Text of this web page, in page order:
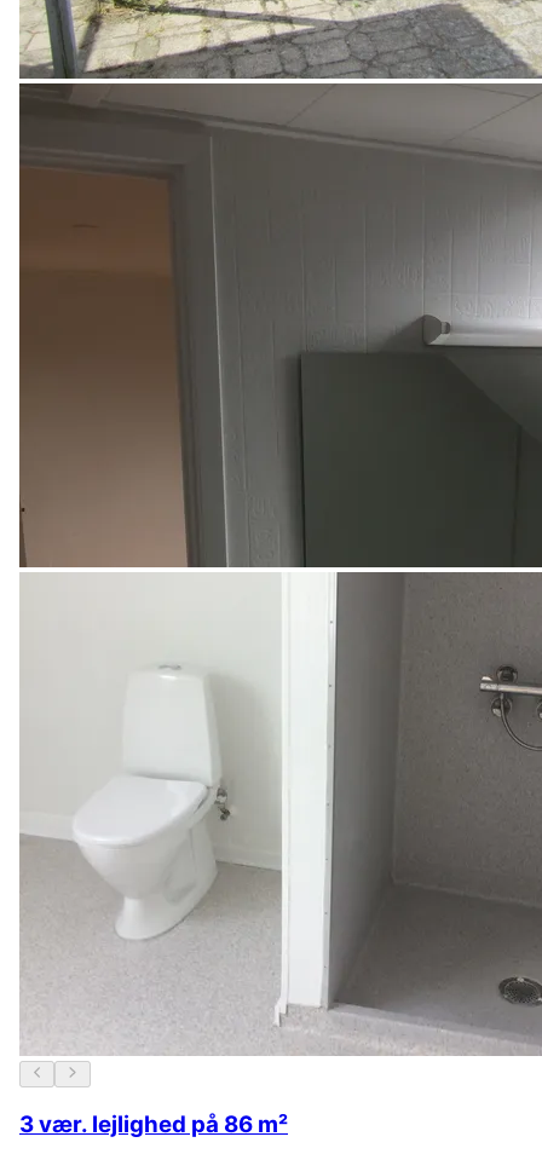
3 vær. lejlighed på 86 m²